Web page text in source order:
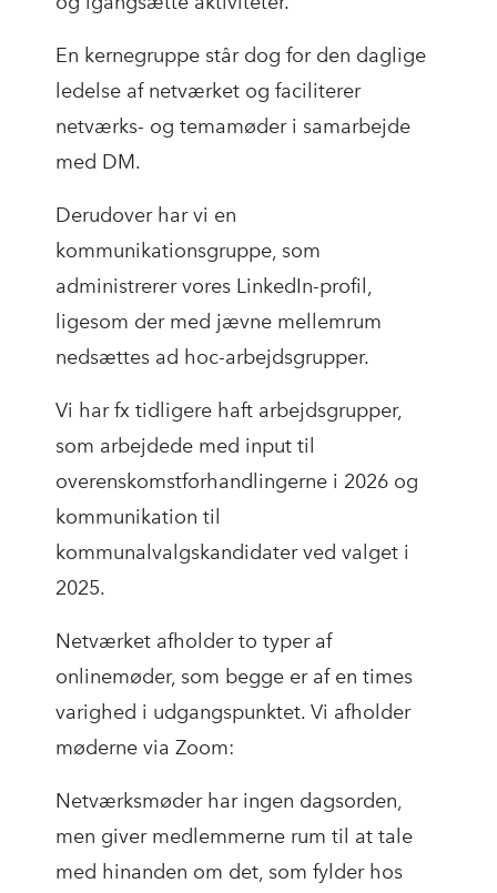
En kernegruppe står dog for den daglige
ledelse af netværket og faciliterer
netværks- og temamøder i samarbejde
med DM.
Derudover har vi en
kommunikationsgruppe, som
administrerer vores LinkedIn-profil,
ligesom der med jævne mellemrum
nedsættes ad hoc-arbejdsgrupper.
Vi har fx tidligere haft arbejdsgrupper,
som arbejdede med input til
overenskomstforhandlingerne i 2026 og
kommunikation til
kommunalvalgskandidater ved valget i
2025.
Netværket afholder to typer af
onlinemøder, som begge er af en times
varighed i udgangspunktet. Vi afholder
møderne via Zoom:
Netværksmøder har ingen dagsorden,
men giver medlemmerne rum til at tale
med hinanden om det, som fylder hos